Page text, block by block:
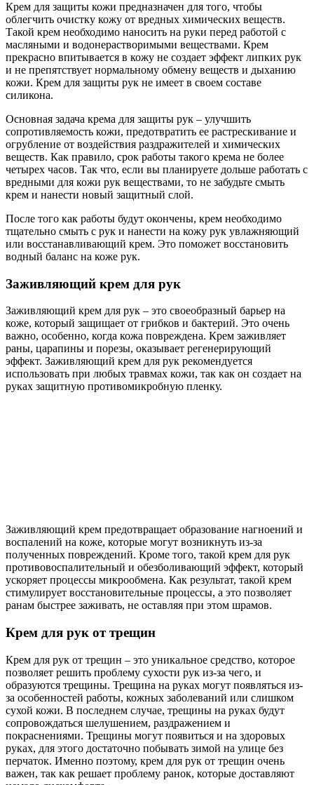
Крем для защиты кожи предназначен для того, чтобы
облегчить очистку кожу от вредных химических веществ.
Такой крем необходимо наносить на руки перед работой с
масляными и водонерастворимыми веществами. Крем
прекрасно впитывается в кожу не создает эффект липких рук
и не препятствует нормальному обмену веществ и дыханию
кожи. Крем для защиты рук не имеет в своем составе
силикона.
Основная задача крема для защиты рук – улучшить
сопротивляемость кожи, предотвратить ее растрескивание и
огрубление от воздействия раздражителей и химических
веществ. Как правило, срок работы такого крема не более
четырех часов. Так что, если вы планируете дольше работать с
вредными для кожи рук веществами, то не забудьте смыть
крем и нанести новый защитный слой.
После того как работы будут окончены, крем необходимо
тщательно смыть с рук и нанести на кожу рук увлажняющий
или восстанавливающий крем. Это поможет восстановить
водный баланс на коже рук.
Заживляющий крем для рук
Заживляющий крем для рук – это своеобразный барьер на
коже, который защищает от грибков и бактерий. Это очень
важно, особенно, когда кожа повреждена. Крем заживляет
раны, царапины и порезы, оказывает регенерирующий
эффект. Заживляющий крем для рук рекомендуется
использовать при любых травмах кожи, так как он создает на
руках защитную противомикробную пленку.
Заживляющий крем предотвращает образование нагноений и
воспалений на коже, которые могут возникнуть из-за
полученных повреждений. Кроме того, такой крем для рук
противовоспалительный и обезболивающий эффект, который
ускоряет процессы микрообмена. Как результат, такой крем
стимулирует восстановительные процессы, а это позволяет
ранам быстрее заживать, не оставляя при этом шрамов.
Крем для рук от трещин
Крем для рук от трещин – это уникальное средство, которое
позволяет решить проблему сухости рук из-за чего, и
образуются трещины. Трещина на руках могут появляться из-
за особенностей работы, кожных заболеваний или слишком
сухой кожи. В последнем случае, трещины на руках будут
сопровождаться шелушением, раздражением и
покраснениями. Трещины могут появиться и на здоровых
руках, для этого достаточно побывать зимой на улице без
перчаток. Именно поэтому, крем для рук от трещин очень
важен, так как решает проблему ранок, которые доставляют